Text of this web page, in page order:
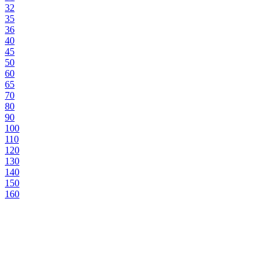
32
35
36
40
45
50
60
65
70
80
90
100
110
120
130
140
150
160